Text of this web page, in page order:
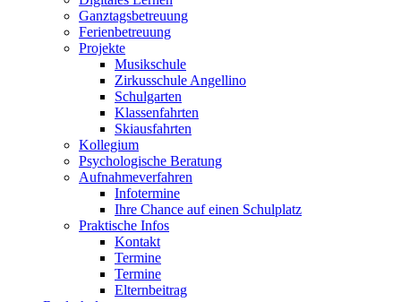
Ganztagsbetreuung
Ferienbetreuung
Projekte
Musikschule
Zirkusschule Angellino
Schulgarten
Klassenfahrten
Skiausfahrten
Kollegium
Psychologische Beratung
Aufnahmeverfahren
Infotermine
Ihre Chance auf einen Schulplatz
Praktische Infos
Kontakt
Termine
Termine
Elternbeitrag